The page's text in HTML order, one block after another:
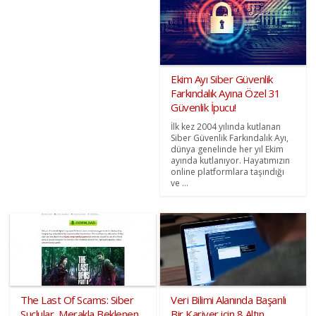
Ekim Ayı Siber Güvenlik
Farkındalık Ayına Özel 31
Güvenlik İpucu!
İlk kez 2004 yılında kutlanan
Siber Güvenlik Farkındalık Ayı,
dünya genelinde her yıl Ekim
ayında kutlanıyor. Hayatımızın
online platformlara taşındığı
ve ...
The Last Of Scams: Siber
Veri Bilimi Alanında Başarılı